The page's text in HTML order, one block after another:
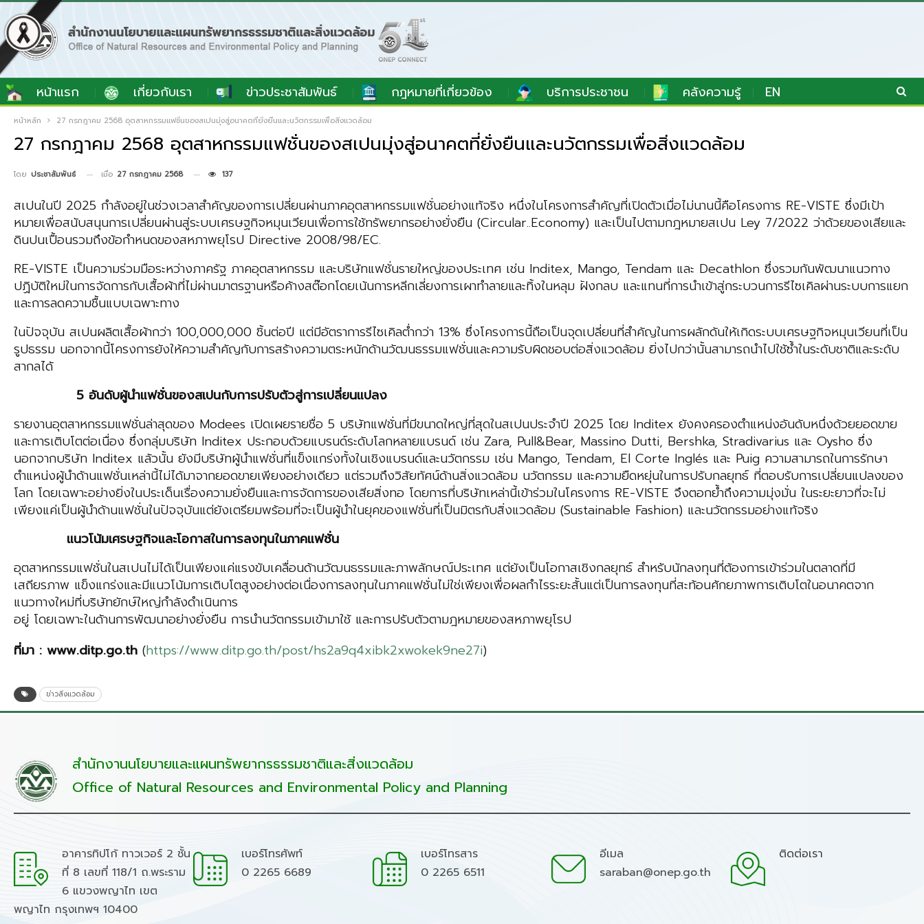
หน้าแรก เกี่ยวกับเรา ข่าวประชาสัมพันธ์ กฎหมายที่เกี่ยวข้อง บริการประชาชน คลังความรู้ EN
หน้าหลัก 27 กรกฎาคม 2568 อุตสาหกรรมแฟชั่นของสเปนมุ่งสู่อนาคตที่ยั่งยืนและนวัตกรรมเพื่อสิ่งแวดล้อม
27 กรกฎาคม 2568 อุตสาหกรรมแฟชั่นของสเปนมุ่งสู่อนาคตที่ยั่งยืนและนวัตกรรมเพื่อสิ่งแวดล้อม
โดย ประชาสัมพันธ์ เมื่อ 27 กรกฎาคม 2568 137
สเปนในปี 2025 กำลังอยู่ในช่วงเวลาสำคัญของการเปลี่ยนผ่านภาคอุตสาหกรรมแฟชั่นอย่างแท้จริง หนึ่งในโครงการสำคัญที่เปิดตัวเมื่อไม่นานนี้คือโครงการ RE-VISTE ซึ่งมีเป้า
หมายเพื่อสนับสนุนการเปลี่ยนผ่านสู่ระบบเศรษฐกิจหมุนเวียนเพื่อการใช้ทรัพยากรอย่างยั่งยืน (Circular..Economy) และเป็นไปตามกฎหมายสเปน Ley 7/2022 ว่าด้วยของเสียและ
ดินปนเปื้อนรวมถึงข้อกำหนดของสหภาพยุโรป Directive 2008/98/EC.
RE-VISTE เป็นความร่วมมือระหว่างภาครัฐ ภาคอุตสาหกรรม และบริษัทแฟชั่นรายใหญ่ของประเทศ เช่น Inditex, Mango, Tendam และ Decathlon ซึ่งรวมกันพัฒนาแนวทาง
ปฏิบัติใหม่ในการจัดการกับเสื้อผ้าที่ไม่ผ่านมาตรฐานหรือค้างสต๊อกโดยเน้นการหลีกเลี่ยงการเผาทำลายและทิ้งในหลุม ฝังกลบ และแทนที่การนำเข้าสู่กระบวนการรีไซเคิลผ่านระบบการแยก
และการลดความชื้นแบบเฉพาะทาง
ในปัจจุบัน สเปนผลิตเสื้อผ้ากว่า 100,000,000 ชิ้นต่อปี แต่มีอัตราการรีไซเคิลต่ำกว่า 13% ซึ่งโครงการนี้ถือเป็นจุดเปลี่ยนที่สำคัญในการผลักดันให้เกิดระบบเศรษฐกิจหมุนเวียนที่เป็น
รูปธรรม นอกจากนี้โครงการยังให้ความสำคัญกับการสร้างความตระหนักด้านวัฒนธรรมแฟชั่นและความรับผิดชอบต่อสิ่งแวดล้อม ยิ่งไปกว่านั้นสามารถนำไปใช้ซ้ำในระดับชาติและระดับ
สากลได้
5 อันดับผู้นำแฟชั่นของสเปนกับการปรับตัวสู่การเปลี่ยนแปลง
รายงานอุตสาหกรรมแฟชั่นล่าสุดของ Modees เปิดเผยรายชื่อ 5 บริษัทแฟชั่นที่มีขนาดใหญ่ที่สุดในสเปนประจำปี 2025 โดย Inditex ยังคงครองตำแหน่งอันดับหนึ่งด้วยยอดขาย
และการเติบโตต่อเนื่อง ซึ่งกลุ่มบริษัท Inditex ประกอบด้วยแบรนด์ระดับโลกหลายแบรนด์ เช่น Zara, Pull&Bear, Massino Dutti, Bershka, Stradivarius และ Oysho ซึ่ง
นอกจากบริษัท Inditex แล้วนั้น ยังมีบริษัทผู้นำแฟชั่นที่แข็งแกร่งทั้งในเชิงแบรนด์และนวัตกรรม เช่น Mango, Tendam, El Corte Inglés และ Puig ความสามารถในการรักษา
ตำแหน่งผู้นำด้านแฟชั่นเหล่านี้ไม่ได้มาจากยอดขายเพียงอย่างเดียว แต่รวมถึงวิสัยทัศน์ด้านสิ่งแวดล้อม นวัตกรรม และความยืดหยุ่นในการปรับกลยุทธ์ ที่ตอบรับการเปลี่ยนแปลงของ
โลก โดยเฉพาะอย่างยิ่งในประเด็นเรื่องความยั่งยืนและการจัดการของเสียสิ่งทอ โดยการที่บริษัทเหล่านี้เข้าร่วมในโครงการ RE-VISTE จึงตอกย้ำถึงความมุ่งมั่น ในระยะยาวที่จะไม่
เพียงแค่เป็นผู้นำด้านแฟชั่นในปัจจุบันแต่ยังเตรียมพร้อมที่จะเป็นผู้นำในยุคของแฟชั่นที่เป็นมิตรกับสิ่งแวดล้อม (Sustainable Fashion) และนวัตกรรมอย่างแท้จริง
แนวโน้มเศรษฐกิจและโอกาสในการลงทุนในภาคแฟชั่น
อุตสาหกรรมแฟชั่นในสเปนไม่ได้เป็นเพียงแค่แรงขับเคลื่อนด้านวัฒนธรรมและภาพลักษณ์ประเทศ แต่ยังเป็นโอกาสเชิงกลยุทธ์ สำหรับนักลงทุนที่ต้องการเข้าร่วมในตลาดที่มี
เสถียรภาพ แข็งแกร่งและมีแนวโน้มการเติบโตสูงอย่างต่อเนื่องการลงทุนในภาคแฟชั่นไม่ใช่เพียงเพื่อผลกำไรระยะสั้นแต่เป็นการลงทุนที่สะท้อนศักยภาพการเติบโตในอนาคตจาก
แนวทางใหม่ที่บริษัทยักษ์ใหญ่กำลังดำเนินการ
อยู่ โดยเฉพาะในด้านการพัฒนาอย่างยั่งยืน การนำนวัตกรรมเข้ามาใช้ และการปรับตัวตามฎหมายของสหภาพยุโรป
ที่มา : www.ditp.go.th (https://www.ditp.go.th/post/hs2a9q4xibk2xwokek9ne27i)
ข่าวสิ่งแวดล้อม
สำนักงานนโยบายและแผนทรัพยากรธรรมชาติและสิ่งแวดล้อม
Office of Natural Resources and Environmental Policy and Planning
อาคารทิปโก้ ทาวเวอร์ 2 ชั้น
ที่ 8 เลขที่ 118/1 ถ.พระราม
6 แขวงพญาไท เขต
พญาไท กรุงเทพฯ 10400
เบอร์โทรศัพท์
0 2265 6689
เบอร์โทรสาร
0 2265 6511
อีเมล
saraban@onep.go.th
ติดต่อเรา